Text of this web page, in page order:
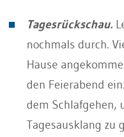
Tagesrückschau.
nochmals durch.
Hause
den Feierabend
dem Schlafgehen,
Tagesausklang zu